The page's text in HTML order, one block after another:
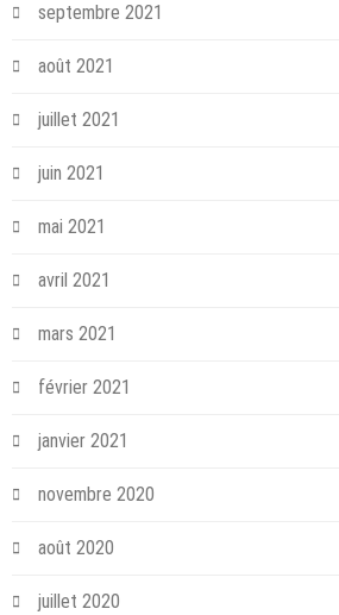
septembre 2021
août 2021
juillet 2021
juin 2021
mai 2021
avril 2021
mars 2021
février 2021
janvier 2021
novembre 2020
août 2020
juillet 2020